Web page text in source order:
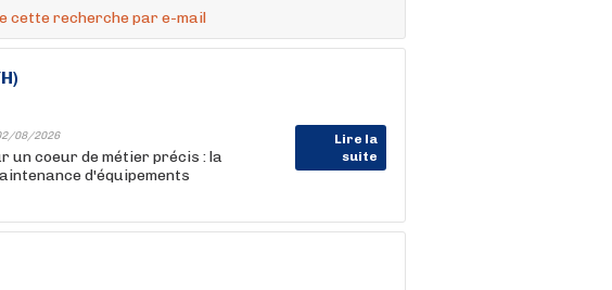
cette recherche par e-mail
08/2026
Lire la
suite
un coeur de métier précis : la
d'équipements